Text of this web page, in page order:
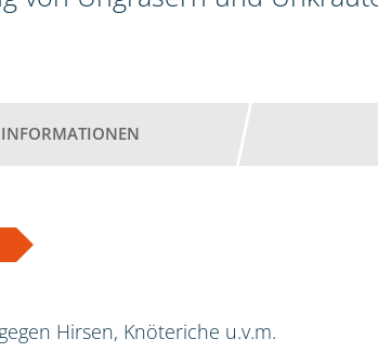
Hirsen, Knöteriche u.v.m.